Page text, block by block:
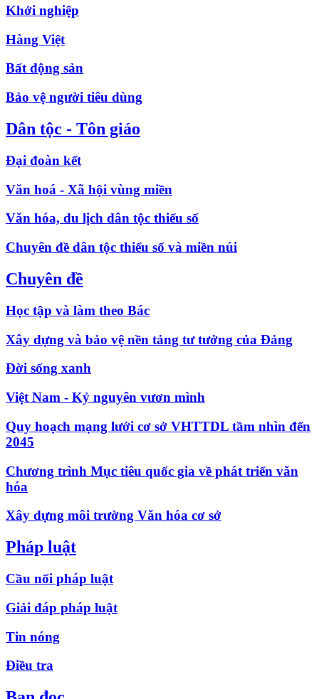
Khởi nghiệp
Hàng Việt
Bất động sản
Bảo vệ người tiêu dùng
Dân tộc - Tôn giáo
Đại đoàn kết
Văn hoá - Xã hội vùng miền
Văn hóa, du lịch dân tộc thiểu số
Chuyên đề dân tộc thiểu số và miền núi
Chuyên đề
Học tập và làm theo Bác
Xây dựng và bảo vệ nền tảng tư tưởng của Đảng
Đời sống xanh
Việt Nam - Kỷ nguyên vươn mình
Quy hoạch mạng lưới cơ sở VHTTDL tầm nhìn đến
2045
Chương trình Mục tiêu quốc gia về phát triển văn
hóa
Xây dựng môi trường Văn hóa cơ sở
Pháp luật
Cầu nối pháp luật
Giải đáp pháp luật
Tin nóng
Điều tra